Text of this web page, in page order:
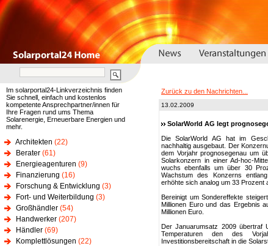
Im solarportal24-Linkverzeichnis finden
Sie schnell, einfach und kostenlos
kompetente Ansprechpartner/innen für
Ihre Fragen rund ums Thema
Solarenergie, Erneuerbare Energien und
mehr.
Architekten (22)
Berater (61)
Energieagenturen (9)
Finanzierung (16)
Forschung & Entwicklung (3)
Fort- und Weiterbildung (3)
Großhändler (54)
Handwerker (207)
Händler (69)
Komplettlösungen (22)
Zurück zu den Nachrichten...
13.02.2009
SolarWorld AG legt
Die SolarWorld AG hat im
nachhaltig ausgebaut. Der
dem Vorjahr prognosegenau um
Solarkonzern in einer Ad-hoc-
wuchs ebenfalls um über 30
Wachstum des Konzerns
erhöhte sich analog um 33 Prozent
Bereinigt um Sondereffekte
Millionen Euro und das Ergebnis
Millionen Euro.
Der Januarumsatz 2009 übertraf
Temperaturen den des
Investitionsbereitschaft in die